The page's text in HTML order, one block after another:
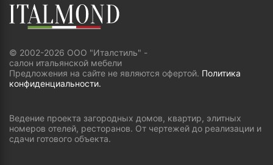
© 2002-2026 ООО "Италстиль" -
салон итальянской мебели
Предложения на сайте не являются офертой. Политика
конфиденциальности.
Ведение проекта загородных домов, квартир, элитных
номеров отелей, ресторанов. От чертежей до реализации и
сдачи готового объекта.